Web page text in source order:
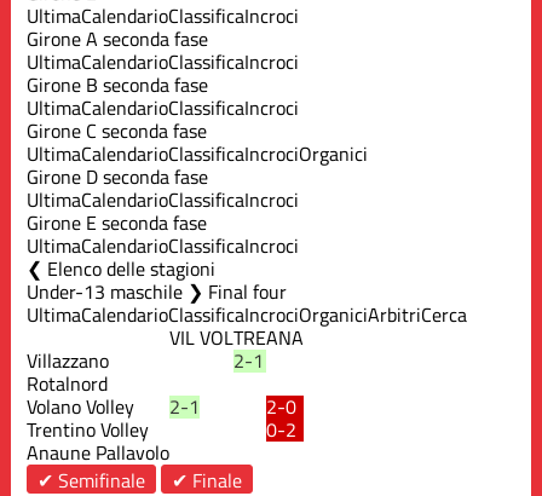
UltimaCalendarioClassificaIncroci
Girone A seconda fase
UltimaCalendarioClassificaIncroci
Girone B seconda fase
UltimaCalendarioClassificaIncroci
Girone C seconda fase
UltimaCalendarioClassificaIncrociOrganici
Girone D seconda fase
UltimaCalendarioClassificaIncroci
Girone E seconda fase
UltimaCalendarioClassificaIncroci
Elenco delle stagioni
Under-13 maschile ❯ Final four
UltimaCalendarioClassificaIncrociOrganiciArbitriCerca
VILVOLTREANA
Villazzano
Rotalnord
2-1
Volano Volley
2-1 2-0
Trentino Volley 0-2
Anaune Pallavolo
✔ Semifinale
✔ Finale